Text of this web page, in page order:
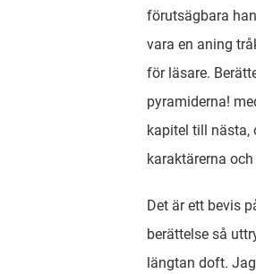
förutsägbara
vara en aning
för läsare.
pyramiderna!
kapitel till nästa,
karaktärerna
Det är ett bevis
berättelse så
längtan doft.